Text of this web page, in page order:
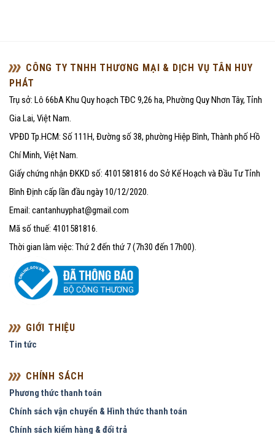
CÔNG TY TNHH THƯƠNG MẠI & DỊCH VỤ TÂN HUY
PHÁT
Trụ sở: Lô 66bA Khu Quy hoạch TĐC 9,26 ha, Phường Quy Nhơn Tây, Tỉnh
Gia Lai, Việt Nam.
VPĐD Tp.HCM: Số 111H, Đường số 38, phường Hiệp Bình, Thành phố Hồ
Chí Minh, Việt Nam.
Giấy chứng nhận ĐKKD số: 4101581816 do Sở Kế Hoạch và Đầu Tư Tỉnh
Bình Định cấp lần đầu ngày 10/12/2020.
Email: cantanhuyphat@gmail.com
Mã số thuế: 4101581816.
Thời gian làm việc: Thứ 2 đến thứ 7 (7h30 đến 17h00).
GIỚI THIỆU
Tin tức
CHÍNH SÁCH
Phương thức thanh toán
Chính sách vận chuyển & Hình thức thanh toán
Chính sách kiểm hàng & đổi trả